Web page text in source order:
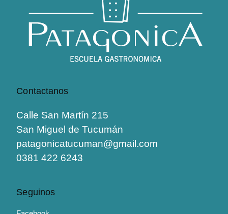
Contactanos
Calle San Martín 215
San Miguel de Tucumán
patagonicatucuman@gmail.com
0381 422 6243
Seguinos